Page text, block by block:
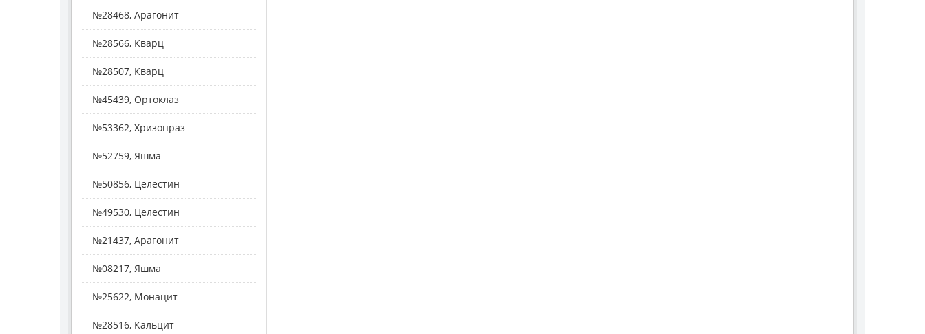
№28468, Арагонит
№28566, Кварц
№28507, Кварц
№45439, Ортоклаз
№53362, Хризопраз
№52759, Яшма
№50856, Целестин
№49530, Целестин
№21437, Арагонит
№08217, Яшма
№25622, Монацит
№28516, Кальцит